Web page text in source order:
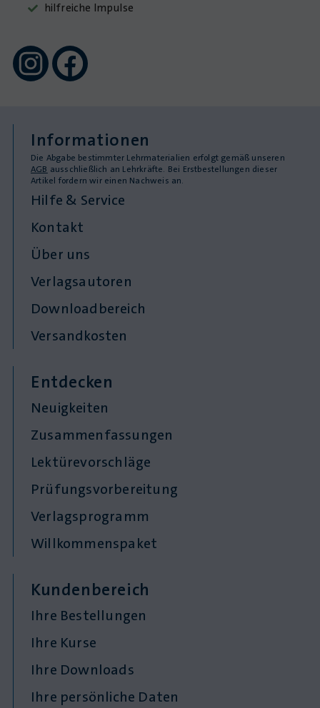
hilfreiche Impulse
Informationen
Die Abgabe bestimmter Lehrmaterialien erfolgt gemäß unseren
AGB ausschließlich an Lehrkräfte. Bei Erstbestellungen dieser
Artikel fordern wir einen Nachweis an.
Hilfe & Service
Kontakt
Über uns
Verlagsautoren
Downloadbereich
Versandkosten
Entdecken
Neuigkeiten
Zusammenfassungen
Lektürevorschläge
Prüfungsvorbereitung
Verlagsprogramm
Willkommenspaket
Kundenbereich
Ihre Bestellungen
Ihre Kurse
Ihre Downloads
Ihre persönliche Daten